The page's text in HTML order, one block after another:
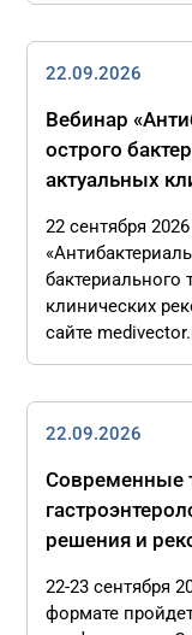
22.09.2026
Вебинар
острого
актуальных
22 сентября
бактериального
клинических
сайте
22.09.2026
Современные
решения и
22-23 сентября
формате